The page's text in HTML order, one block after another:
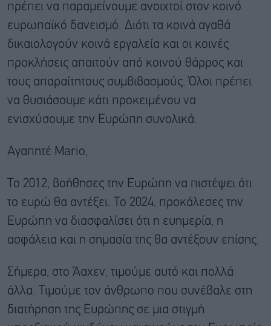
πρέπει να παραμείνουμε ανοιχτοί στον κοινό
ευρωπαϊκό δανεισμό. Διότι τα κοινά αγαθά
δικαιολογούν κοινά εργαλεία και οι κοινές
προκλήσεις απαιτούν από κοινού θάρρος και
τους απαραίτητους συμβιβασμούς. Όλοι πρέπει
να θυσιάσουμε κάτι προκειμένου να
ενισχύσουμε την Ευρώπη συνολικά.
Αγαπητέ Mario,
Το 2012, βοήθησες την Ευρώπη να πιστέψει ότι
το ευρώ θα αντέξει. Το 2024, προκάλεσες την
Ευρώπη να διασφαλίσει ότι η ευημερία, η
ασφάλεια και η σημασία της θα αντέξουν επίσης.
Σήμερα, στο Άαχεν, τιμούμε αυτό και πολλά
άλλα. Τιμούμε τον άνθρωπο που συνέβαλε στη
διατήρηση της Ευρώπης σε μια στιγμή